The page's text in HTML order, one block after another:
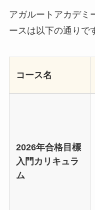
アガルートアカデミ
ースは以下の通りで
コース名
2026年合格目標
入門カリキュラ
ム